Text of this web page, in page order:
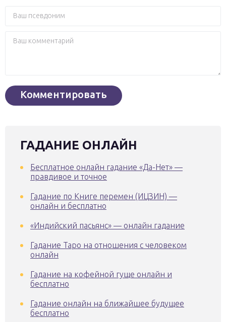
ГАДАНИЕ ОНЛАЙН
Бесплатное онлайн гадание «Да-Нет» —
правдивое и точное
Гадание по Книге перемен (ИЦЗИН) —
онлайн и бесплатно
«Индийский пасьянс» — онлайн гадание
Гадание Таро на отношения с человеком
онлайн
Гадание на кофейной гуще онлайн и
бесплатно
Гадание онлайн на ближайшее будущее
бесплатно